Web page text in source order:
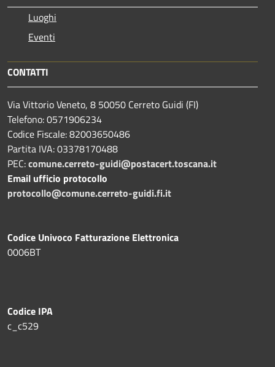
Luoghi
Eventi
CONTATTI
Via Vittorio Veneto, 8 50050 Cerreto Guidi (FI)
Telefono: 0571906234
Codice Fiscale: 82003650486
Partita IVA: 03378170488
PEC:comune.cerreto-guidi@postacert.toscana.it
Email ufficio protocollo
protocollo@comune.cerreto-guidi.fi.it
Codice Univoco Fatturazione Elettronica
0006BT
Codice IPA
c_c529